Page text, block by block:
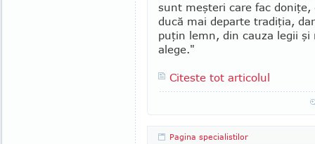
sunt meşteri care fac do­niţe,
ducă mai departe tradiţia,
puţin lemn, din cauza legii şi
alege."
Citeste tot articolul
Pagina specialistilor